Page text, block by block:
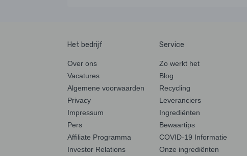
Het bedrijf
Over ons
Vacatures
Algemene voorwaarden
Privacy
Impressum
Pers
Affiliate Programma
Investor Relations
Service
Zo werkt het
Blog
Recycling
Leveranciers
Ingrediënten
Bewaartips
COVID-19 Informatie
Onze ingrediënten